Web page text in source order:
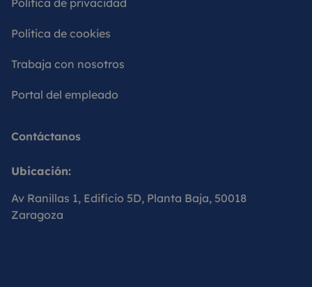
Política de privacidad
Política de cookies
Trabaja con nosotros
Portal del empleado
Contáctanos
Ubicación:
Av Ranillas 1, Edificio 5D, Planta Baja, 50018
Zaragoza